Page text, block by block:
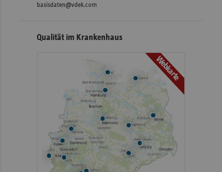
basisdaten@vdek.com
Qualität im Krankenhaus
Webkarte